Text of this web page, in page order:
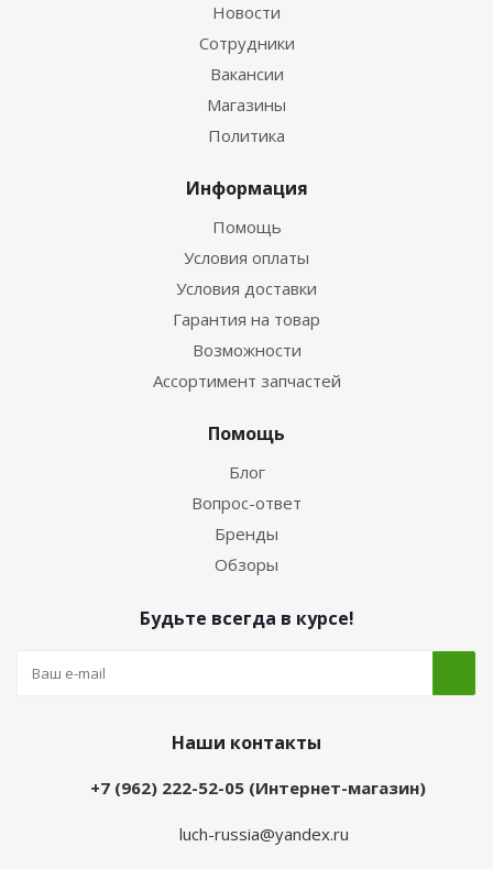
Новости
Сотрудники
Вакансии
Магазины
Политика
Информация
Помощь
Условия оплаты
Условия доставки
Гарантия на товар
Возможности
Ассортимент запчастей
Помощь
Блог
Вопрос-ответ
Бренды
Обзоры
Будьте всегда в курсе!
Наши контакты
+7 (962) 222-52-05 (Интернет-магазин)
luch-russia@yandex.ru